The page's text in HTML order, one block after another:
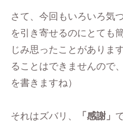
さて、今回もいろいろ気
を引き寄せるのにとても
じみ思ったことがありま
ることはできませんので
を書きますね）
それはズバリ、 「感謝」